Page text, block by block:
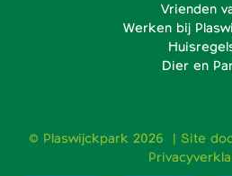
Vrienden
Werken bij
Dier en
© Plaswijckpark 2026 | Site